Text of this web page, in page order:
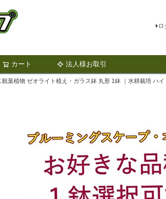
ロ
カート 法人様お取引
検索
葉植物 ゼオライト植え・ガラス鉢 丸形 1鉢 ｜水耕栽培 ハ